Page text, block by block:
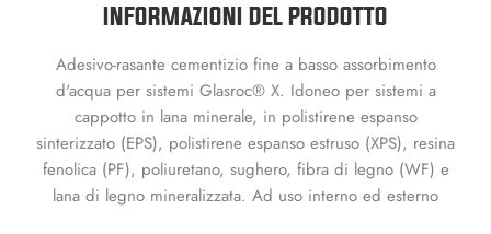
INFORMAZIONI DEL PRODOTTO
Adesivo-rasante cementizio fine a basso assorbimento
d'acqua per sistemi Glasroc® X. Idoneo per sistemi a
cappotto in lana minerale, in polistirene espanso
sinterizzato (EPS), polistirene espanso estruso (XPS), resina
fenolica (PF), poliuretano, sughero, fibra di legno (WF) e
lana di legno mineralizzata. Ad uso interno ed esterno